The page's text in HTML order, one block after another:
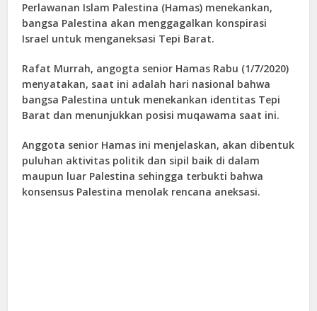
Perlawanan Islam Palestina (Hamas) menekankan,
bangsa Palestina akan menggagalkan konspirasi
Israel untuk menganeksasi Tepi Barat.
Rafat Murrah, angogta senior Hamas Rabu (1/7/2020)
menyatakan, saat ini adalah hari nasional bahwa
bangsa Palestina untuk menekankan identitas Tepi
Barat dan menunjukkan posisi muqawama saat ini.
Anggota senior Hamas ini menjelaskan, akan dibentuk
puluhan aktivitas politik dan sipil baik di dalam
maupun luar Palestina sehingga terbukti bahwa
konsensus Palestina menolak rencana aneksasi.